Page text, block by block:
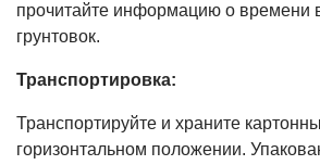
прочитайте информацию о времени
грунтовок.
Транспортировка:
Транспортируйте и храните
горизонтальном положении.